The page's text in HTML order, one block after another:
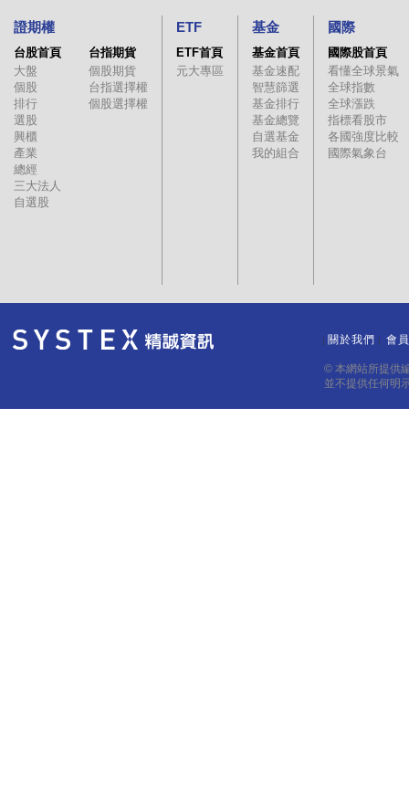
證期權
台股首頁
大盤
個股
排行
選股
興櫃
產業
總經
三大法人
自選股
台指期貨
個股期貨
台指選擇權
個股選擇權
ETF
ETF首頁
元大專區
基金
基金首頁
基金速配
智慧篩選
基金排行
基金總覽
自選基金
我的組合
國際
國際股首頁
看懂全球景氣
全球指數
全球漲跌
指標看股市
各國強度比較
國際氣象台
關於我們 會
© 本網站所提供
並不提供任何明